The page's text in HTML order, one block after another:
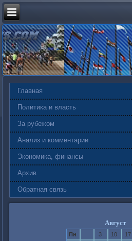
Главная
Политика и власть
За рубежом
Анализ и комментарии
Экономика, финансы
Архив
Обратная связь
Август
Пн 3 10 17